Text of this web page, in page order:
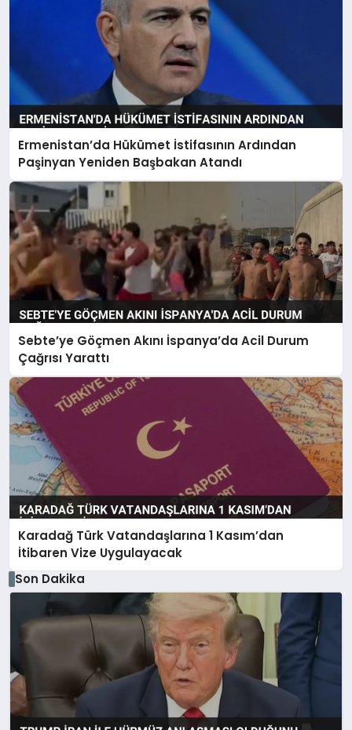
Ermenistan’da Hükümet İstifasının Ardından
Paşinyan Yeniden Başbakan Atandı
Sebte’ye Göçmen Akını İspanya’da Acil Durum
Çağrısı Yarattı
Karadağ Türk Vatandaşlarına 1 Kasım’dan
İtibaren Vize Uygulayacak
Son Dakika